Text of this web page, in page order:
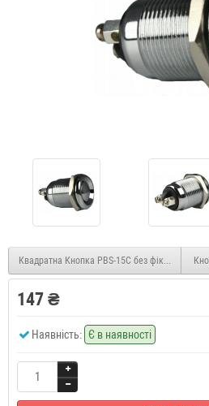
Квадратна Кнопка PBS-15C без фіксації ON-
147 ₴
Наявність: Є в наявності